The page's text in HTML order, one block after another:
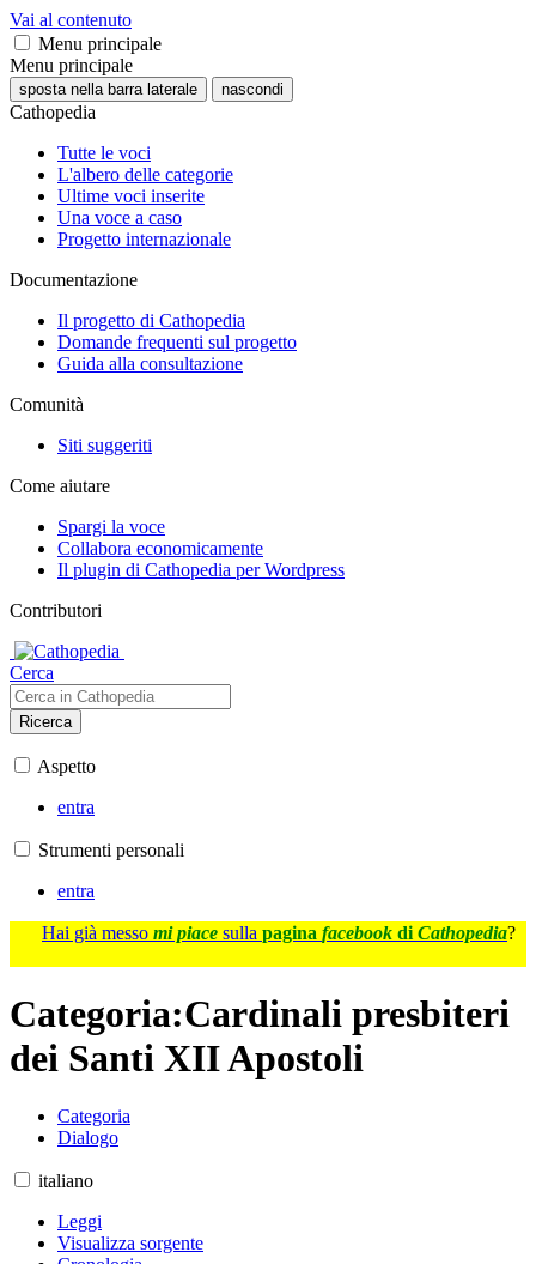
Vai al contenuto
Menu principale
Menu principale
sposta nella barra laterale nascondi
Cathopedia
Tutte le voci
L'albero delle categorie
Ultime voci inserite
Una voce a caso
Progetto internazionale
Documentazione
Il progetto di Cathopedia
Domande frequenti sul progetto
Guida alla consultazione
Comunità
Siti suggeriti
Come aiutare
Spargi la voce
Collabora economicamente
Il plugin di Cathopedia per Wordpress
Contributori
Cerca
Ricerca
Aspetto
entra
Strumenti personali
entra
Hai già messo mi piace sulla pagina facebook di Cathopedia?
Categoria:Cardinali presbiteri
dei Santi XII Apostoli
Categoria
Dialogo
italiano
Leggi
Visualizza sorgente